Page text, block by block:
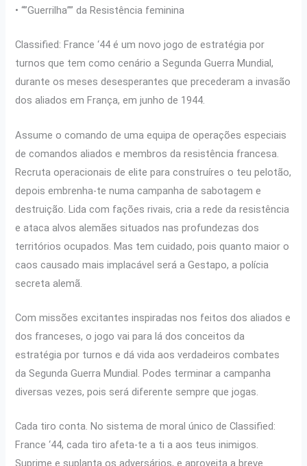
• “”Guerrilha”” da Resistência feminina
Classified: France ‘44 é um novo jogo de estratégia por
turnos que tem como cenário a Segunda Guerra Mundial,
durante os meses desesperantes que precederam a invasão
dos aliados em França, em junho de 1944.
Assume o comando de uma equipa de operações especiais
de comandos aliados e membros da resistência francesa.
Recruta operacionais de elite para construíres o teu pelotão,
depois embrenha-te numa campanha de sabotagem e
destruição. Lida com fações rivais, cria a rede da resistência
e ataca alvos alemães situados nas profundezas dos
territórios ocupados. Mas tem cuidado, pois quanto maior o
caos causado mais implacável será a Gestapo, a polícia
secreta alemã.
Com missões excitantes inspiradas nos feitos dos aliados e
dos franceses, o jogo vai para lá dos conceitos da
estratégia por turnos e dá vida aos verdadeiros combates
da Segunda Guerra Mundial. Podes terminar a campanha
diversas vezes, pois será diferente sempre que jogas.
Cada tiro conta. No sistema de moral único de Classified:
France ‘44, cada tiro afeta-te a ti a aos teus inimigos.